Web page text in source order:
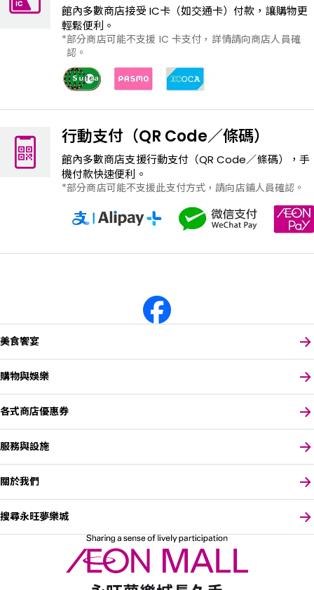
請選擇您偏好的語言
館內多數商店接受 IC卡（如交通卡）付款，讓購物更
輕鬆便利。
部分商店可能不支援 IC 卡支付，詳情請向商店人員確
認。
行動支付（QR Code／條碼）
館內多數商店支援行動支付（QR Code／條碼），手
機付款快速便利。
部分商店可能不支援此支付方式，請向店鋪人員確認。
美食饗宴
購物與娛樂
各式商店優惠券
服務與設施
關於我們
搜尋永旺夢樂城